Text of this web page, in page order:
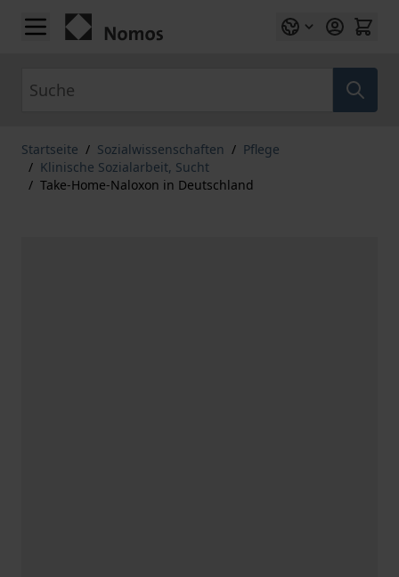
Zum Inhalt springen
Startseite / Sozialwissenschaften / Pflege
/ Klinische Sozialarbeit, Sucht
/ Take-Home-Naloxon in Deutschland